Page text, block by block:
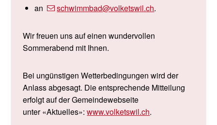
an
schwimmbad@volketswil.ch.
Wir freuen uns auf einen wundervollen
Sommerabend mit Ihnen.
Bei ungünstigen Wetterbedingungen wird der
Anlass abgesagt. Die entsprechende Mitteilung
erfolgt auf der Gemeindewebseite
unter «Aktuelles»:www.volketswil.ch.